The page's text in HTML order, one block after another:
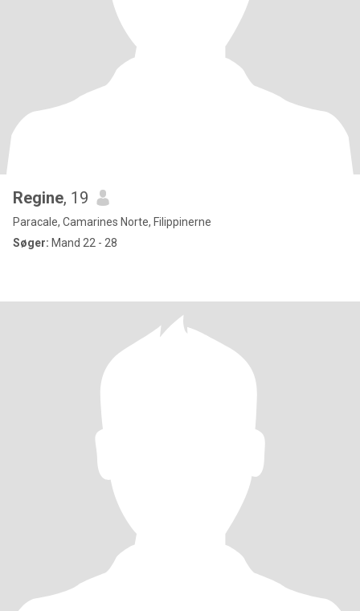
Regine, 19
Paracale, Camarines Norte, Filippinerne
Søger: Mand 22 - 28